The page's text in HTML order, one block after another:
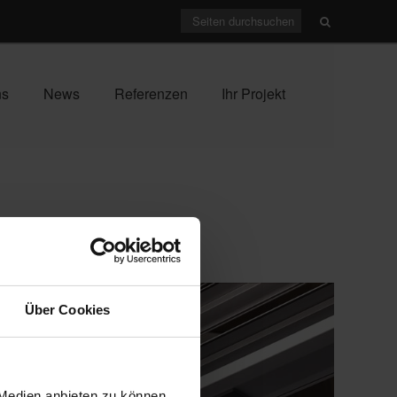
Über Cookies
News Referenzen Ihr Projekt